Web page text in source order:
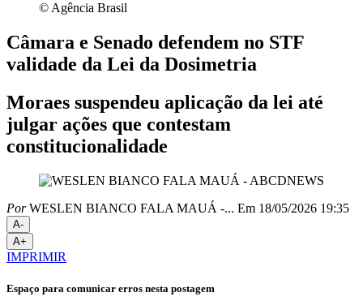
© Agência Brasil
Câmara e Senado defendem no STF
validade da Lei da Dosimetria
Moraes suspendeu aplicação da lei até
julgar ações que contestam
constitucionalidade
PorWESLEN BIANCO FALA MAUÁ -... Em 18/05/2026 19:35
A-
A+
IMPRIMIR
Espaço para comunicar erros nesta postagem